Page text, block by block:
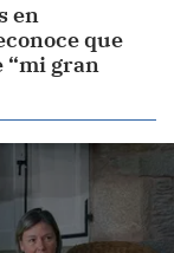
en
que
“mi gran